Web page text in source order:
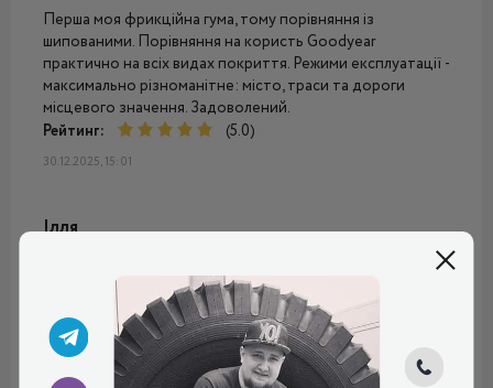
Перша моя фрикційна гума, тому порівняння із
шипованими. Порівняння на користь Goodyear
практично на всіх видах покриття. Режими експлуатації -
максимально різноманітне: місто, траси та дороги
місцевого значення. Задоволений.
Рейтинг:
(5.0)
30.12.2025, 15:01
Ілля
Не знаю, що тут можна сказати. Шини брав у тому році,
вони дуже добрі, рекомендую. Машина стала помітно
краще слухатись, особливо це видно на мокрому
асфальті. На снігу, звичайно, теж все чудово. Зчеплення
набагато краще, ніж інші моделі преміум-сегмента.
Порівнюю з Бріджстоун і Піреллі, які раніше брав.